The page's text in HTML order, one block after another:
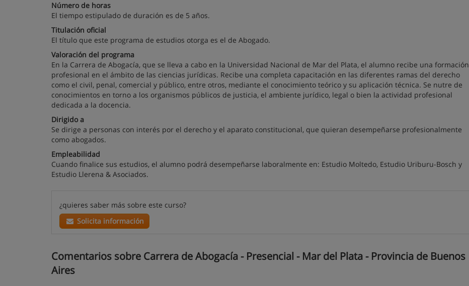
Número de horas
El tiempo estipulado de duración es de 5 años.
Titulación oficial
El título que este programa de estudios otorga es el de Abogado.
Valoración del programa
En la Carrera de Abogacía, que se lleva a cabo en la Universidad Nacional de Mar del Plata, el alumno recibe una formación
profesional en el ámbito de las ciencias jurídicas. Recibe una completa capacitación en las diferentes ramas del derecho
como el civil, penal, comercial y público, entre otros, mediante el conocimiento teórico y su aplicación técnica. Se nutre de
conocimientos en torno a los organismos públicos de justicia, el ambiente jurídico, legal o bien la actividad profesional
dedicada a la docencia.
Dirigido a
Se dirige a personas con interés por el derecho y el aparato constitucional, que quieran desempeñarse profesionalmente
como abogados.
Empleabilidad
Cuando finalice sus estudios, el alumno podrá desempeñarse laboralmente en: Estudio Moltedo, Estudio Uriburu-Bosch y
Estudio Llerena & Asociados.
¿quieres saber más sobre este curso?
Solicita información
Comentarios sobre Carrera de Abogacía - Presencial - Mar del Plata - Provincia de Buenos
Aires